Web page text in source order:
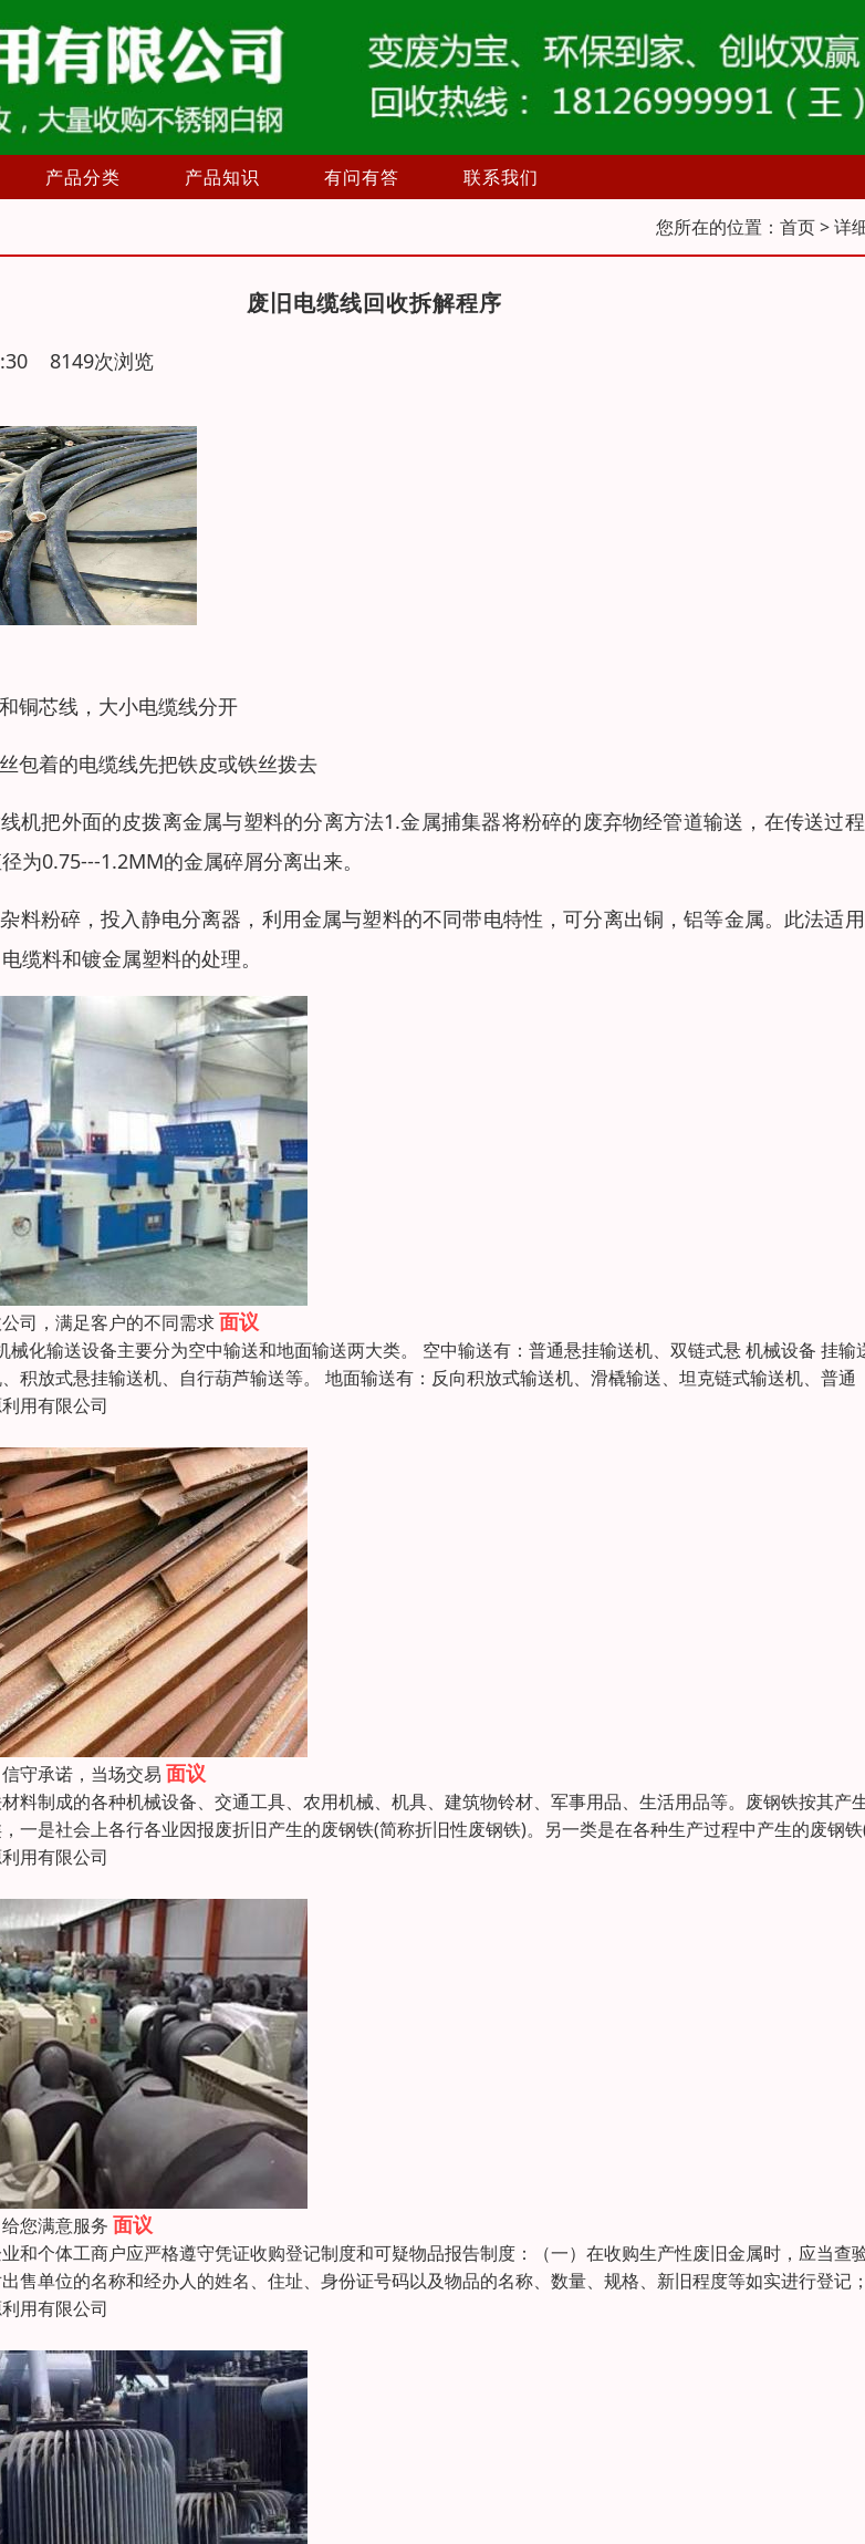
产品分类 产品知识 有问有答 联系我们
您所在的位置： 首页> 详
废旧电缆线回收拆解程序
8149次浏览
铜芯线，大小电缆线分开
包着的电缆线先把铁皮或铁丝拨去
机把外面的皮拨离金属与塑料的分离方法1.金属捕集器将粉碎的废弃物经管道输送，在传送过
为0.75---1.2MM的金属碎屑分离出来。
料粉碎，投入静电分离器，利用金属与塑料的不同带电特性，可分离出铜，铝等金属。此法适
缆料和镀金属塑料的处理。
司，满足客户的不同需求面议
械化输送设备主要分为空中输送和地面输送两大类。 空中输送有：普通悬挂输送机、双链式悬 机械设备 挂输
积放式悬挂输送机、自行葫芦输送等。 地面输送有：反向积放式输送机、滑橇输送、坦克链式输送机、普通
用有限公司
守承诺，当场交易 面议
料制成的各种机械设备、交通工具、农用机械、机具、建筑物铃材、军事用品、生活用品等。废钢铁按其产
一是社会上各行各业因报废折旧产生的废钢铁(简称折旧性废钢铁)。另一类是在各种生产过程中产生的废钢
用有限公司
您满意服务 面议
和个体工商户应严格遵守凭证收购登记制度和可疑物品报告制度：（一）在收购生产性废旧金属时，应当查
售单位的名称和经办人的姓名、住址、身份证号码以及物品的名称、数量、规格、新旧程度等如实进行登记
用有限公司